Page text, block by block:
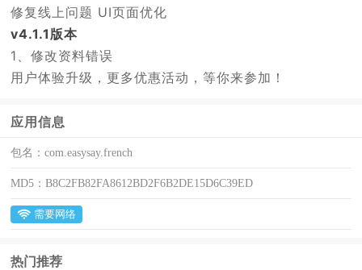
修复线上问题 UI页面优化
v4.1.1版本
1、修改资料错误
用户体验升级，更多优惠活动，等你来参加！
应用信息
包名：com.easysay.french
MD5：B8C2FB82FA8612BD2F6B2DE15D6C39ED
需要网络
热门推荐